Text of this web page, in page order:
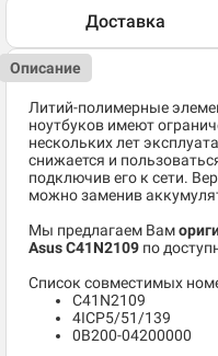
Доставка
Описание
Литий-полимерные
ноутбуков имеют
нескольких лет
снижается и
подключив его к сети.
можно заменив
Мы предлагаем Вам
Asus C41N2109 по
Список совместимых
C41N2109
4ICP5/51/139
0B200-04200000